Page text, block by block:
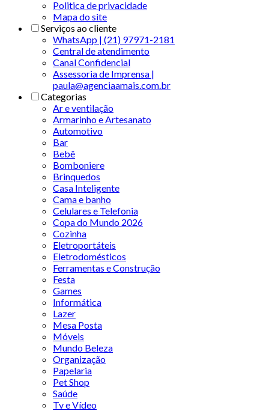
Politica de privacidade
Mapa do site
Serviços ao cliente
WhatsApp | (21) 97971-2181
Central de atendimento
Canal Confidencial
Assessoria de Imprensa |
paula@agenciaamais.com.br
Categorias
Ar e ventilação
Armarinho e Artesanato
Automotivo
Bar
Bebê
Bomboniere
Brinquedos
Casa Inteligente
Cama e banho
Celulares e Telefonia
Copa do Mundo 2026
Cozinha
Eletroportáteis
Eletrodomésticos
Ferramentas e Construção
Festa
Games
Informática
Lazer
Mesa Posta
Móveis
Mundo Beleza
Organização
Papelaria
Pet Shop
Saúde
Tv e Vídeo